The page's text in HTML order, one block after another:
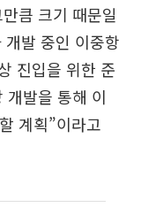
큼 크기 때문일
발 중인 이중항
진입을 위한 준
개발을 통해 이
계획”이라고